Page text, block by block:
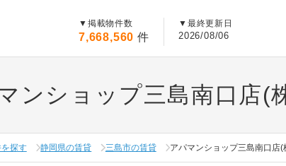
▼ 掲載物件数
7,668,560 件
▼ 最終更新日
2026/08/06
ンショップ三島南口店(
探す 静岡県の賃貸 三島市の賃貸 アパマンショップ三島南口店(